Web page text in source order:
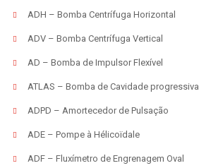
ADH – Bomba Centrífuga Horizontal
ADV – Bomba Centrífuga Vertical
AD – Bomba de Impulsor Flexível
ATLAS – Bomba de Cavidade progressiva
ADPD – Amortecedor de Pulsação
ADE – Pompe à Hélicoïdale
ADF – Fluxímetro de Engrenagem Oval